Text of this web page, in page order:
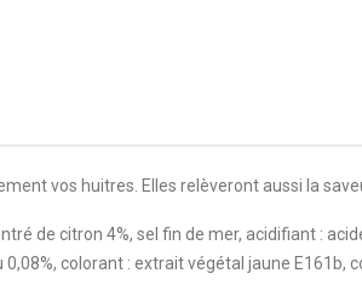
vos huitres. Elles relèveront aussi la
de citron 4%, sel fin de mer, acidifiant :
colorant : extrait végétal jaune E161b,